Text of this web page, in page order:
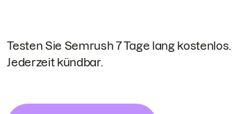
Testen Sie Semrush 7 Tage lang kostenlos.
Jederzeit kündbar.